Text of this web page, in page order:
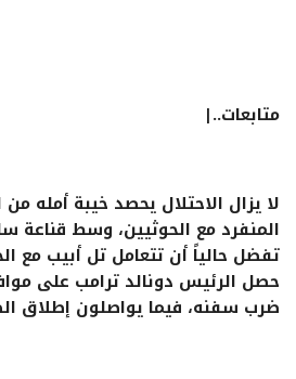
متابعات..|
لا يزال الاحتلال يحصد خيبة أمله من
المنفرد مع الحوثيين، وسط قناعة
تفضل حالياً أن تتعامل تل أبيب مع
حصل الرئيس دونالد ترامب على
ضرب سفنه، فيما يواصلون إطلاق